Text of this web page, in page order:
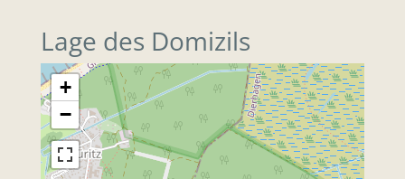
Lage des Domizils
+
−